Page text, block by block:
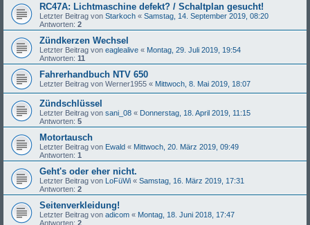
RC47A: Lichtmaschine defekt? / Schaltplan gesucht!
Letzter Beitrag von Starkoch « Samstag, 14. September 2019, 08:20
Antworten: 2
Zündkerzen Wechsel
Letzter Beitrag von eaglealive « Montag, 29. Juli 2019, 19:54
Antworten: 11
Fahrerhandbuch NTV 650
Letzter Beitrag von Werner1955 « Mittwoch, 8. Mai 2019, 18:07
Zündschlüssel
Letzter Beitrag von sani_08 « Donnerstag, 18. April 2019, 11:15
Antworten: 5
Motortausch
Letzter Beitrag von Ewald « Mittwoch, 20. März 2019, 09:49
Antworten: 1
Geht's oder eher nicht.
Letzter Beitrag von LoFüWi « Samstag, 16. März 2019, 17:31
Antworten: 2
Seitenverkleidung!
Letzter Beitrag von adicom « Montag, 18. Juni 2018, 17:47
Antworten: 2